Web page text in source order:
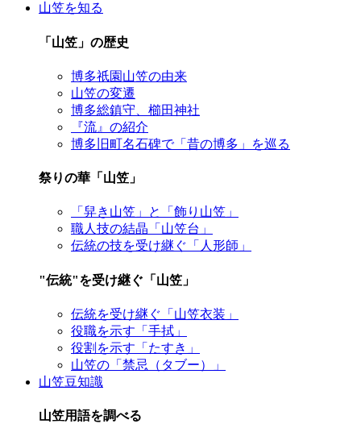
山笠を知る
「山笠」の歴史
博多祇園山笠の由来
山笠の変遷
博多総鎮守、櫛田神社
『流』の紹介
博多旧町名石碑で「昔の博多」を巡る
祭りの華「山笠」
「舁き山笠」と「飾り山笠」
職人技の結晶「山笠台」
伝統の技を受け継ぐ「人形師」
"伝統"を受け継ぐ「山笠」
伝統を受け継ぐ「山笠衣装」
役職を示す「手拭」
役割を示す「たすき」
山笠の「禁忌（タブー）」
山笠豆知識
山笠用語を調べる